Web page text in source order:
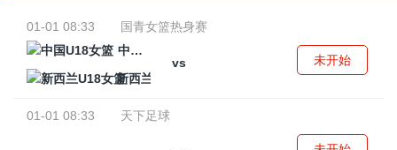
01-01 08:33
国青女篮热身赛
中国U18女篮
vs
新西兰U18女篮
未开始
01-01 08:33 天下足球